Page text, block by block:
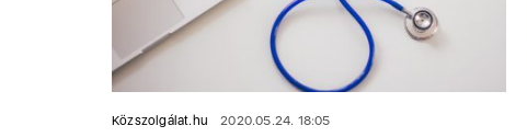
Közszolgálat.hu 2020.05.24. 18:05